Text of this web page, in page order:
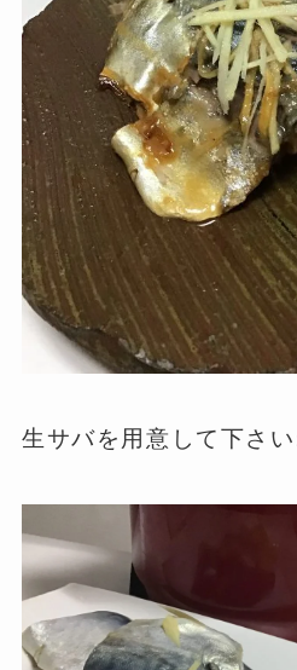
生サバを用意して下さ